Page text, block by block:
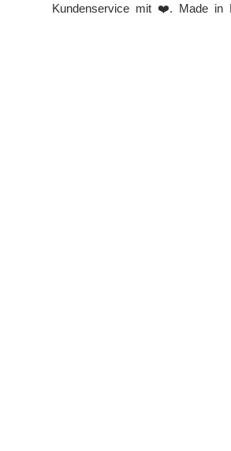
Kundenservice mit ❤️. Made in